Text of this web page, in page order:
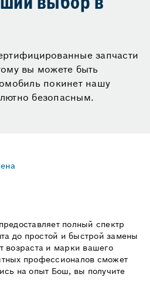
выбор в
запчасти
вы можете быть
покинет нашу
безопасным.
полный спектр
до простой и быстрой замены
возраста и марки вашего
профессионалов сможет
на опыт Бош, вы получите